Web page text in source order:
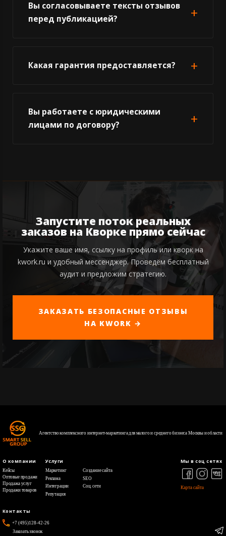
Вы согласовываете тексты отзывов
перед публикацией?
Какая гарантия предоставляется?
Вы работаете с юридическими
лицами по договору?
Запустите поток реальных
заказов на Кворке прямо сейчас
Укажите ваше имя, ссылку на профиль или кворк на
kwork.ru и удобный мессенджер. Проведём бесплатный
аудит и предложим стратегию.
ЗАКАЗАТЬ БЕЗОПАСНЫЕ ОТЗЫВЫ
НА KWORK →
Агентство комплексного интернет-маркетинга для малого и среднего бизнеса Москвы и области
О компании
Кейсы
Оптовые продажи
Продажа услуг
Продажи товаров
Услуги
Маркетинг
Создание сайта
Реклама
SEO
Интеграции
Cоц. сети
Репутация
Мы в соц сетях
Карта сайта
Контакты
+7 (495)128-42-26
Заказать звонок